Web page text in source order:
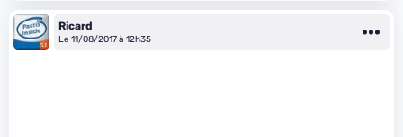
Ricard
Le 11/08/2017 à 12h35